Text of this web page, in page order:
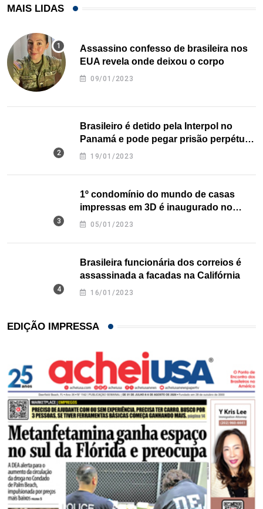
MAIS LIDAS
Assassino confesso de brasileira nos
EUA revela onde deixou o corpo
09/01/2023
Brasileiro é detido pela Interpol no
Panamá e pode pegar prisão perpétua
nos EUA
19/01/2023
1º condomínio do mundo de casas
impressas em 3D é inaugurado no
Texas
05/01/2023
Brasileira funcionária dos correios é
assassinada a facadas na Califórnia
16/01/2023
EDIÇÃO IMPRESSA